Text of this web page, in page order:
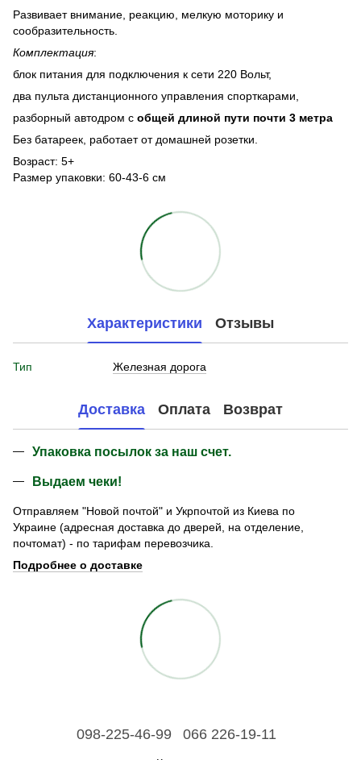
Развивает внимание, реакцию, мелкую моторику и
сообразительность.
Комплектация:
блок питания для подключения к сети 220 Вольт,
два пульта дистанционного управления спорткарами,
разборный автодром с общей длиной пути почти 3 метра
Без батареек, работает от домашней розетки.
Возраст: 5+
Размер упаковки: 60-43-6 см
Характеристики Отзывы
Тип Железная дорога
Доставка Оплата Возврат
Упаковка посылок за наш счет.
Выдаем чеки!
Отправляем "Новой почтой" и Укрпочтой из Киева по
Украине (адресная доставка до дверей, на отделение,
почтомат) - по тарифам перевозчика.
Подробнее о доставке
098-225-46-99 066 226-19-11